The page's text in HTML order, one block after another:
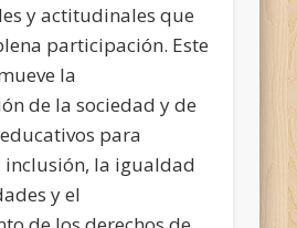
y actitudinales que
participación. Este
la
de la sociedad y de
para
la igualdad
y el